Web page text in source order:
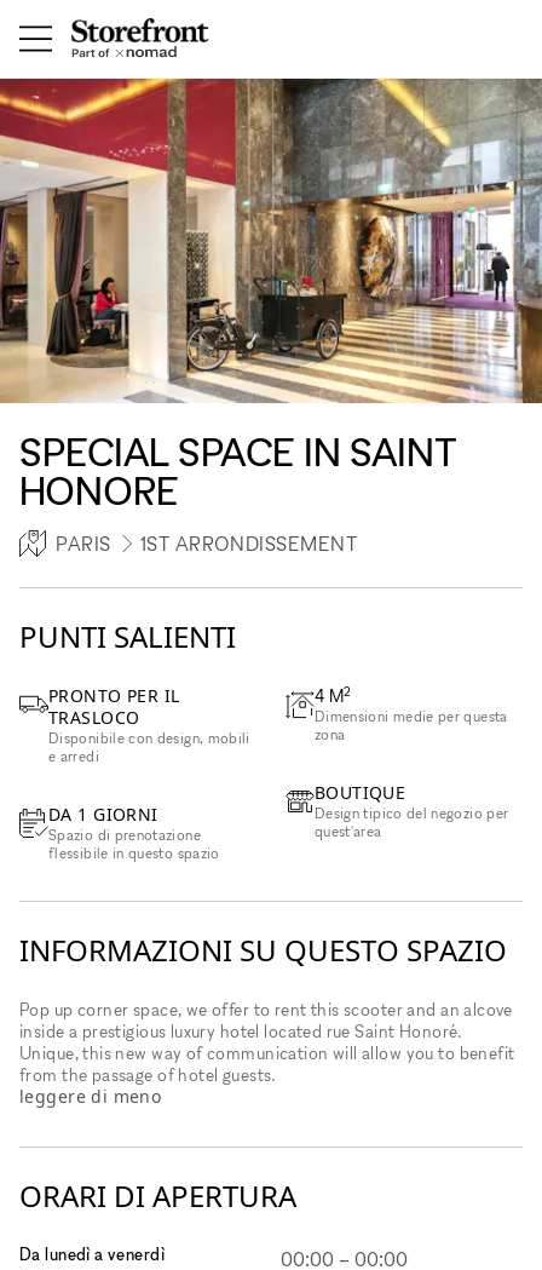
SPECIAL SPACE IN SAINT
HONORE
PARIS 1ST ARRONDISSEMENT
PUNTI SALIENTI
PRONTO PER IL
TRASLOCO
Disponibile con design, mobili
e arredi
DA 1 GIORNI
Spazio di prenotazione
flessibile in questo spazio
4 M2
Dimensioni medie per questa
zona
BOUTIQUE
Design tipico del negozio per
quest'area
INFORMAZIONI SU QUESTO SPAZIO
Pop up corner space, we offer to rent this scooter and an alcove
inside a prestigious luxury hotel located rue Saint Honoré.
Unique, this new way of communication will allow you to benefit
from the passage of hotel guests.
leggere di meno
ORARI DI APERTURA
Da lunedì a venerdì 00:00 – 00:00